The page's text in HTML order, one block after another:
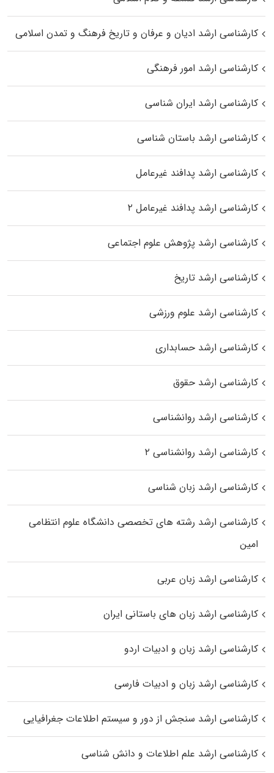
کارشناسی ارشد ادیان و عرفان و تاریخ فرهنگ و تمدن اسلامی
کارشناسی ارشد امور فرهنگی
کارشناسی ارشد ایران شناسی
کارشناسی ارشد باستان شناسی
کارشناسی ارشد پدافند غیرعامل
کارشناسی ارشد پدافند غیرعامل ۲
کارشناسی ارشد پژوهش علوم اجتماعی
کارشناسی ارشد تاریخ
کارشناسی ارشد علوم ورزشی
کارشناسی ارشد حسابداری
کارشناسی ارشد حقوق
کارشناسی ارشد روانشناسی
کارشناسی ارشد روانشناسی ۲
کارشناسی ارشد زبان شناسی
کارشناسی ارشد رﺷﺘﻪ ﻫﺎی تخصصی داﻧﺸﮕﺎه ﻋﻠﻮم انتظامی
اﻣﻴﻦ
کارشناسی ارشد زبان عربی
کارشناسی ارشد زبان‌ های باستانی ایران
کارشناسی ارشد زبان و ادبیات اردو
کارشناسی ارشد زبان و ادبیات فارسی
کارشناسی ارشد سنجش از دور و سیستم اطلاعات جغرافیایی
کارشناسی ارشد علم اطلاعات و دانش شناسی